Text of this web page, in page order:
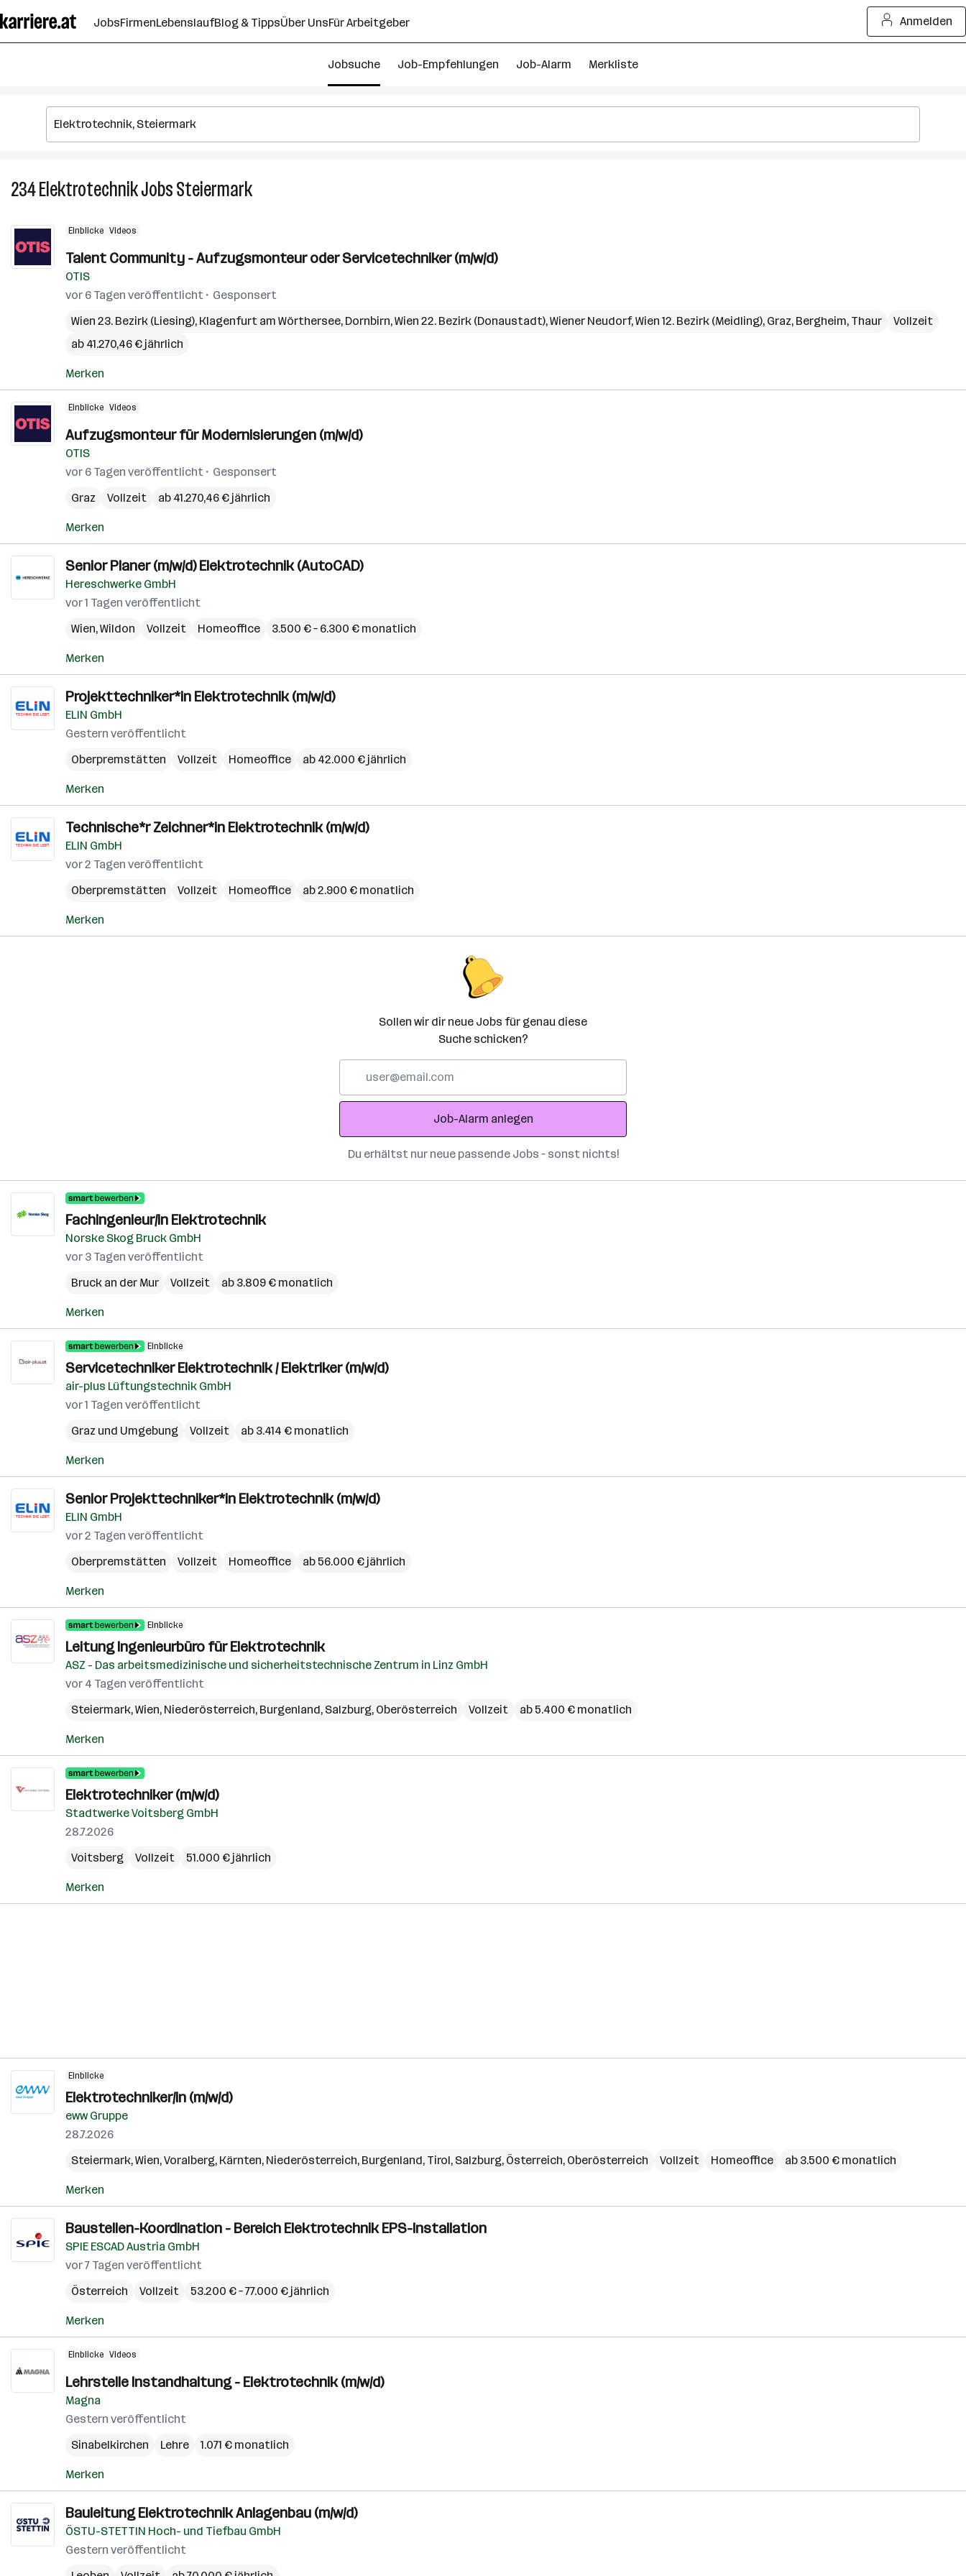
Seiteninhalt
springen
JobsFirmenLebenslaufBlog & TippsÜber UnsFür Arbeitgeber Anmelden
Jobsuche Job-Empfehlungen Job-Alarm Merkliste
234ElektrotechnikJobsSteiermark234
Steiermark
Einblicke Videos
Talent Community - Aufzugsmonteur oder Servicetechniker (m/w/d)
OTIS
vor 6 Tagen veröffentlicht
Gesponsert
Wien 23. Bezirk (Liesing), Klagenfurt am Wörthersee, Dornbirn,Wien 22. Bezirk (Donaustadt),Wiener Neudorf,Wien 12. Bezirk (Meidling), Graz, Bergheim, Thaur
Vollzeit
ab 41.270,46 € jährlich
Merken
Einblicke Videos
Aufzugsmonteur für Modernisierungen (m/w/d)
OTIS
vor 6 Tagen veröffentlicht
Gesponsert
Graz
Vollzeit ab 41.270,46 € jährlich
Merken
Senior Planer (m/w/d) Elektro­technik (AutoCAD)
Hereschwerke GmbH
vor 1 Tagen veröffentlicht
Wien,Wildon Vollzeit Homeoffice 3.500 € – 6.300 € monatlich
Merken
Projekttechniker*in Elektrotechnik (m/w/d)
ELIN GmbH
Gestern veröffentlicht
Oberpremstätten
Vollzeit Homeoffice ab 42.000 € jährlich
Merken
Technische*r Zeichner*in Elektrotechnik (m/w/d)
ELIN GmbH
vor 2 Tagen veröffentlicht
Oberpremstätten
Vollzeit Homeoffice ab 2.900 € monatlich
Merken
Sollen wir dir neue Jobs für genau diese
Suche schicken?
Adresse
Job-Alarm anlegen
Du erhältst nur neue passende Jobs – sonst nichts!
Fachingenieur/in Elektrotechnik
Norske Skog Bruck GmbH
vor 3 Tagen veröffentlicht
Bruck an der Mur
Vollzeit ab 3.809 € monatlich
Merken
Einblicke
Servicetechniker Elektrotechnik / Elektriker (m/w/d)
air-plus Lüftungstechnik GmbH
vor 1 Tagen veröffentlicht
Graz und Umgebung
Vollzeit ab 3.414 € monatlich
Merken
Senior Projekttechniker*in Elektrotechnik (m/w/d)
ELIN GmbH
vor 2 Tagen veröffentlicht
Oberpremstätten
Vollzeit Homeoffice ab 56.000 € jährlich
Merken
Einblicke
Leitung Ingenieurbüro für Elektrotechnik
ASZ - Das arbeitsmedizinische und sicherheitstechnische Zentrum in Linz GmbH
vor 4 Tagen veröffentlicht
Steiermark,Wien, Niederösterreich, Burgenland, Salzburg, Oberösterreich Vollzeit ab 5.400 € monatlich
Merken
Elektrotechniker (m/w/d)
Stadtwerke Voitsberg GmbH
28.7.2026
Voitsberg
Vollzeit 51.000 € jährlich
Merken
Einblicke
Elektrotechniker/in (m/w/d)
eww Gruppe
28.7.2026
Steiermark,Wien,Voralberg, Kärnten, Niederösterreich, Burgenland, Tirol, Salzburg, Österreich, Oberösterreich Vollzeit Homeoffice ab 3.500 € monatlich
Merken
Baustellen-Koordination - Bereich Elektrotechnik EPS-Installation
SPIE ESCAD Austria GmbH
vor 7 Tagen veröffentlicht
Österreich
Vollzeit 53.200 € – 77.000 € jährlich
Merken
Einblicke Videos
Lehrstelle Instandhaltung - Elektrotechnik (m/w/d)
Magna
Gestern veröffentlicht
Sinabelkirchen
Lehre 1.071 € monatlich
Merken
Bauleitung Elektrotechnik Anlagenbau (m/w/d)
ÖSTU-STETTIN Hoch- und Tiefbau GmbH
Gestern veröffentlicht